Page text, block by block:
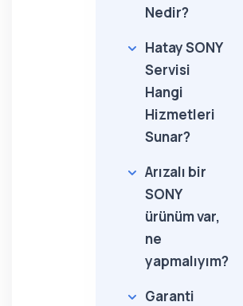
Nedir?
Hatay SONY
Servisi
Hangi
Hizmetleri
Sunar?
Arızalı bir
SONY
ürünüm var,
ne
yapmalıyım?
Garanti